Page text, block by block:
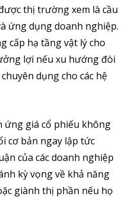
thị trường xem là cầu
ứng dụng doanh nghiệp.
cấp hạ tầng vật lý cho
lợi nếu xu hướng đòi
dụng cho các hệ
ứng giá cổ phiếu không
cơ bản ngay lập tức
của các doanh nghiệp
kỳ vọng về khả năng
giành thị phần nếu họ